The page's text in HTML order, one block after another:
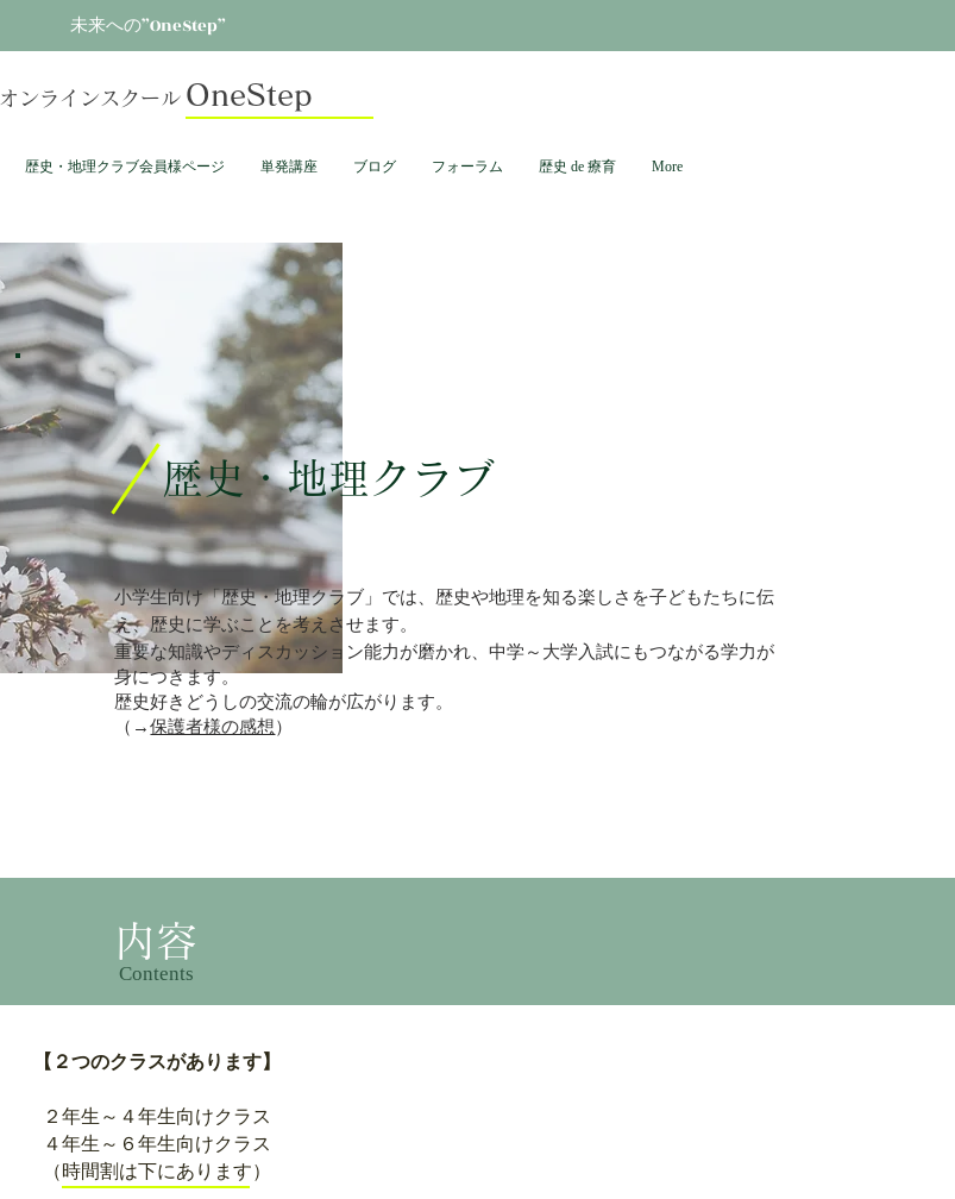
未来への”OneStep”
オンラインスクール OneStep
歴史・地理クラブ会員様ページ 単発講座 ブログ フォーラム 歴史 de 療育 More
歴史・地理クラブ
小学生向け「歴史・地理クラブ」では、歴史や地理を知る楽しさを子どもたちに伝
え、歴史に学ぶことを考えさせます。
重要な知識やディスカッション能力が磨かれ、中学～大学入試にもつながる学力が
身につきます。
​歴史好きどうしの交流の輪が広がります。
​（→保護者様の感想）
内容
​Contents
【２つのクラスがあります】
２年生～４年生向けクラス
４年生～６年生向けクラス​
（時間割は下にあります）